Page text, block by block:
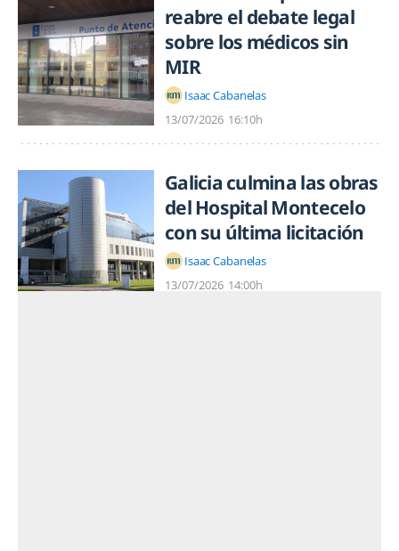
reabre el debate legal
sobre los médicos sin
MIR
Isaac Cabanelas
13/07/2026 16:10h
Galicia culmina las obras
del Hospital Montecelo
con su última licitación
Isaac Cabanelas
13/07/2026 14:00h